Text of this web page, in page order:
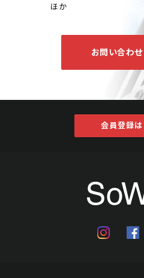
ほか
お問い合わ
会員登録は